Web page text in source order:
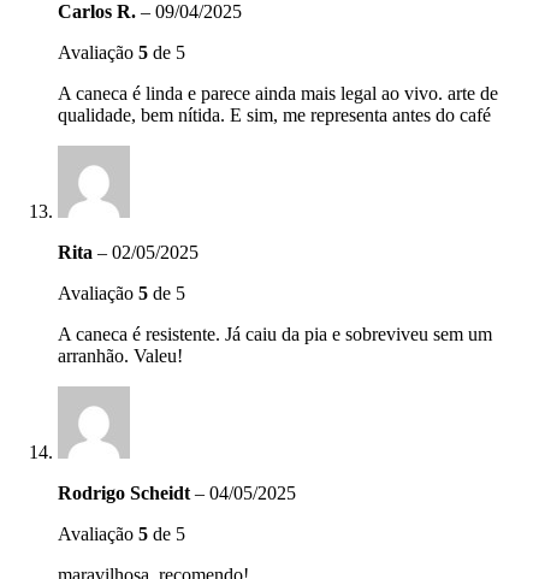
Carlos R. – 09/04/2025
Avaliação 5 de 5
A caneca é linda e parece ainda mais legal ao vivo. arte de
qualidade, bem nítida. E sim, me representa antes do café
Rita – 02/05/2025
Avaliação 5 de 5
A caneca é resistente. Já caiu da pia e sobreviveu sem um
arranhão. Valeu!
Rodrigo Scheidt – 04/05/2025
Avaliação 5 de 5
maravilhosa, recomendo!